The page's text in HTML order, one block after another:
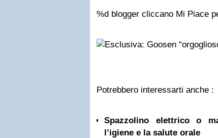
%d blogger cliccano Mi Piace
Potrebbero interessarti anche :
Spazzolino elettrico o
l’igiene e la salute orale